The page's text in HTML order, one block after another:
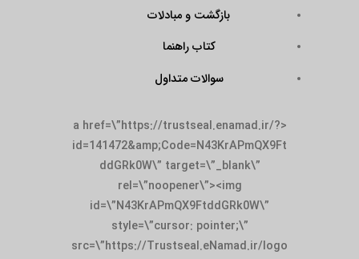
بازگشت و مبادلات
کتاب راهنما
سوالات متداول
<a href=\”https://trustseal.enamad.ir/?
id=141472&amp;Code=N43KrAPmQX9Ft
ddGRk0W\” target=\”_blank\”
rel=\”noopener\”><img
id=\”N43KrAPmQX9FtddGRk0W\”
style=\”cursor: pointer;\”
src=\”https://Trustseal.eNamad.ir/logo